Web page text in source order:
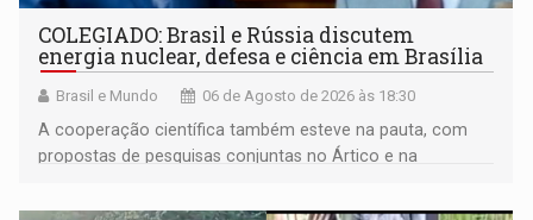
COLEGIADO: Brasil e Rússia discutem
energia nuclear, defesa e ciência em Brasília
Brasil e Mundo 06 de Agosto de 2026 às 18:30
A cooperação científica também esteve na pauta, com
propostas de pesquisas conjuntas no Ártico e na